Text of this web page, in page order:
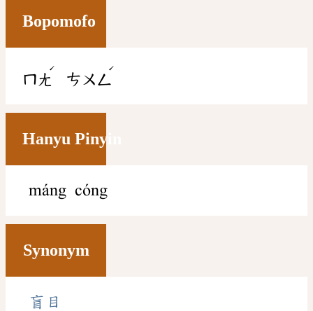
Bopomofo
ㄇㄤ
ˊ
ㄘㄨㄥ
ˊ
Hanyu Pinyin
máng cóng
Synonym
盲目